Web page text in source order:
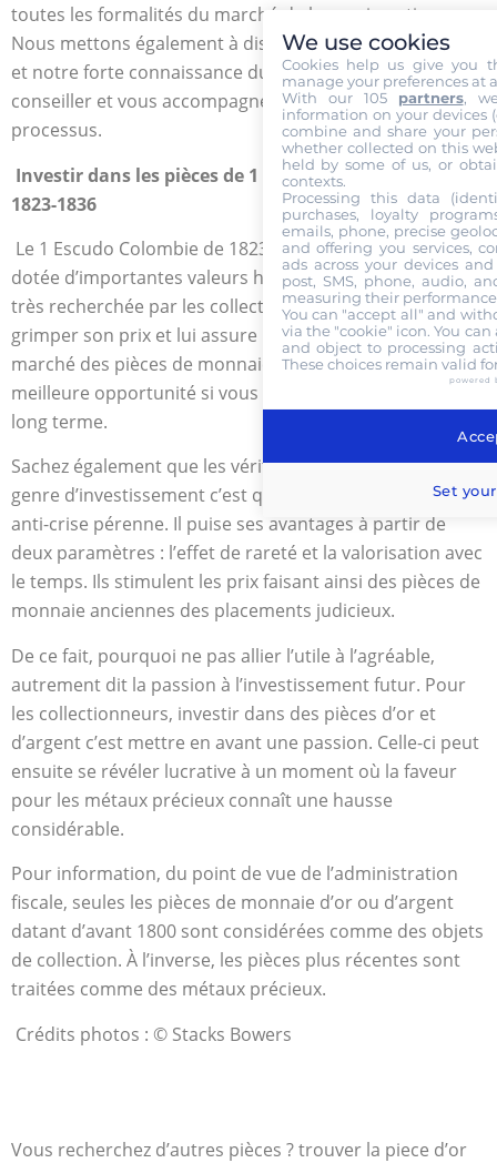
toutes les formalités du marché de la numismatique.
Nous mettons également à disposition nos expériences
et notre forte connaissance du milieu pour vous
conseiller et vous accompagner durant tout le
processus.
Investir dans les pièces de 1 Escudo Colombie de
1823-1836
Le 1 Escudo Colombie de 1823 à 1836 est une pièce
dotée d’importantes valeurs historiques. Cette pièce est
très recherchée par les collectionneurs, ce qui fait
grimper son prix et lui assure une meilleure cote sur le
marché des pièces de monnaie anciennes. C’est une
meilleure opportunité si vous souhaitez investir sur le
long terme.
Sachez également que les véritables avantages dans ce
genre d’investissement c’est qu’il s’agit d’une mesure
anti-crise pérenne. Il puise ses avantages à partir de
deux paramètres : l’effet de rareté et la valorisation avec
le temps. Ils stimulent les prix faisant ainsi des pièces de
monnaie anciennes des placements judicieux.
De ce fait, pourquoi ne pas allier l’utile à l’agréable,
autrement dit la passion à l’investissement futur. Pour
les collectionneurs, investir dans des pièces d’or et
d’argent c’est mettre en avant une passion. Celle-ci peut
ensuite se révéler lucrative à un moment où la faveur
pour les métaux précieux connaît une hausse
considérable.
Pour information, du point de vue de l’administration
fiscale, seules les pièces de monnaie d’or ou d’argent
datant d’avant 1800 sont considérées comme des objets
de collection. À l’inverse, les pièces plus récentes sont
traitées comme des métaux précieux.
Crédits photos : © Stacks Bowers
Vous recherchez d’autres pièces ? trouver la piece d’or
We use cookies
Cookies help us give you
manage your preferences at
With our 105 partners,
information on your devices
combine and share your
whether collected on this
held by some of us, or
contexts.
Processing this data
purchases, loyalty
emails, phone, precise
and offering you services,
ads across your devices
post, SMS, phone, audio,
measuring their
You can "accept all" and
via the "cookie" icon. You
and object to processing
These choices remain valid
powered
Set